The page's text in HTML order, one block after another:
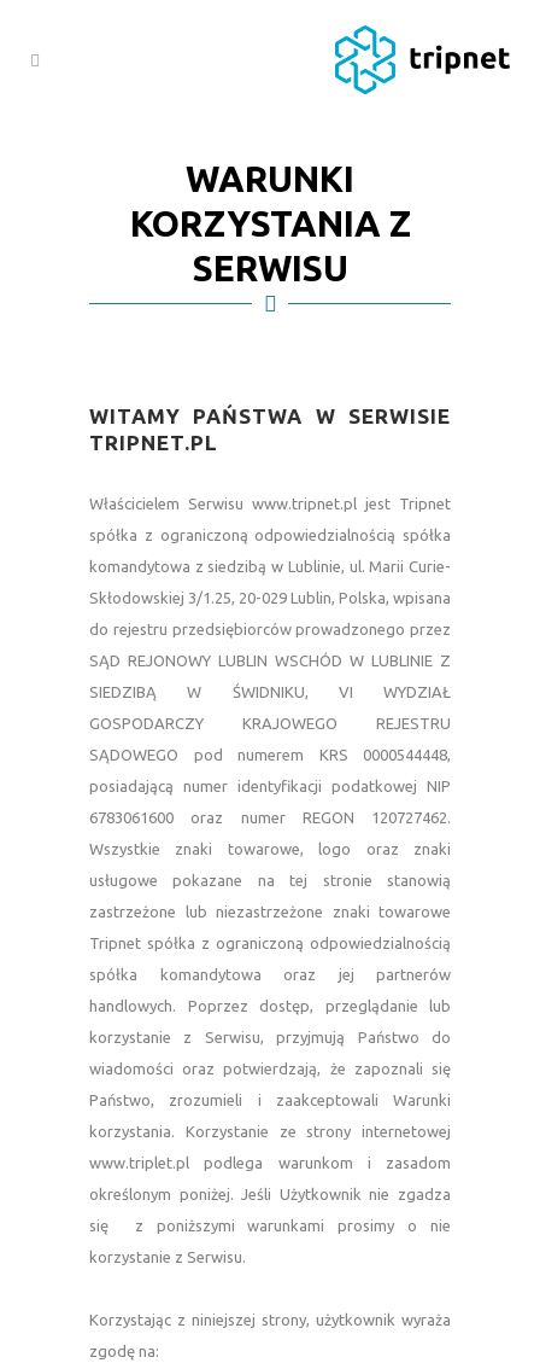
WARUNKI
KORZYSTANIA Z
SERWISU
WITAMY PAŃSTWA W SERWISIE
TRIPNET.PL
Właścicielem Serwisu www.tripnet.pl jest Tripnet
spółka z ograniczoną odpowiedzialnością spółka
komandytowa z siedzibą w Lublinie, ul. Marii Curie-
Skłodowskiej 3/1.25, 20-029 Lublin, Polska, wpisana
do rejestru przedsiębiorców prowadzonego przez
SĄD REJONOWY LUBLIN WSCHÓD W LUBLINIE Z
SIEDZIBĄ W ŚWIDNIKU, VI WYDZIAŁ
GOSPODARCZY KRAJOWEGO REJESTRU
SĄDOWEGO pod numerem KRS 0000544448,
posiadającą numer identyfikacji podatkowej NIP
6783061600 oraz numer REGON 120727462.
Wszystkie znaki towarowe, logo oraz znaki
usługowe pokazane na tej stronie stanowią
zastrzeżone lub niezastrzeżone znaki towarowe
Tripnet spółka z ograniczoną odpowiedzialnością
spółka komandytowa oraz jej partnerów
handlowych. Poprzez dostęp, przeglądanie lub
korzystanie z Serwisu, przyjmują Państwo do
wiadomości oraz potwierdzają, że zapoznali się
Państwo, zrozumieli i zaakceptowali Warunki
korzystania. Korzystanie ze strony internetowej
www.triplet.pl podlega warunkom i zasadom
określonym poniżej. Jeśli Użytkownik nie zgadza
się z poniższymi warunkami prosimy o nie
korzystanie z Serwisu.
Korzystając z niniejszej strony, użytkownik wyraża
zgodę na: